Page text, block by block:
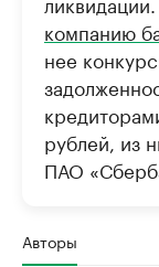
компанию
нее
рублей, из
ПАО
Авторы